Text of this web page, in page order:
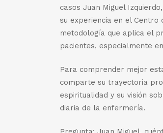
casos Juan Miguel
su experiencia en el Centro
metodología que aplica el
pacientes, especialmente
Para comprender mejor
comparte su trayectoria
espiritualidad y su visión
diaria de la enfermería.